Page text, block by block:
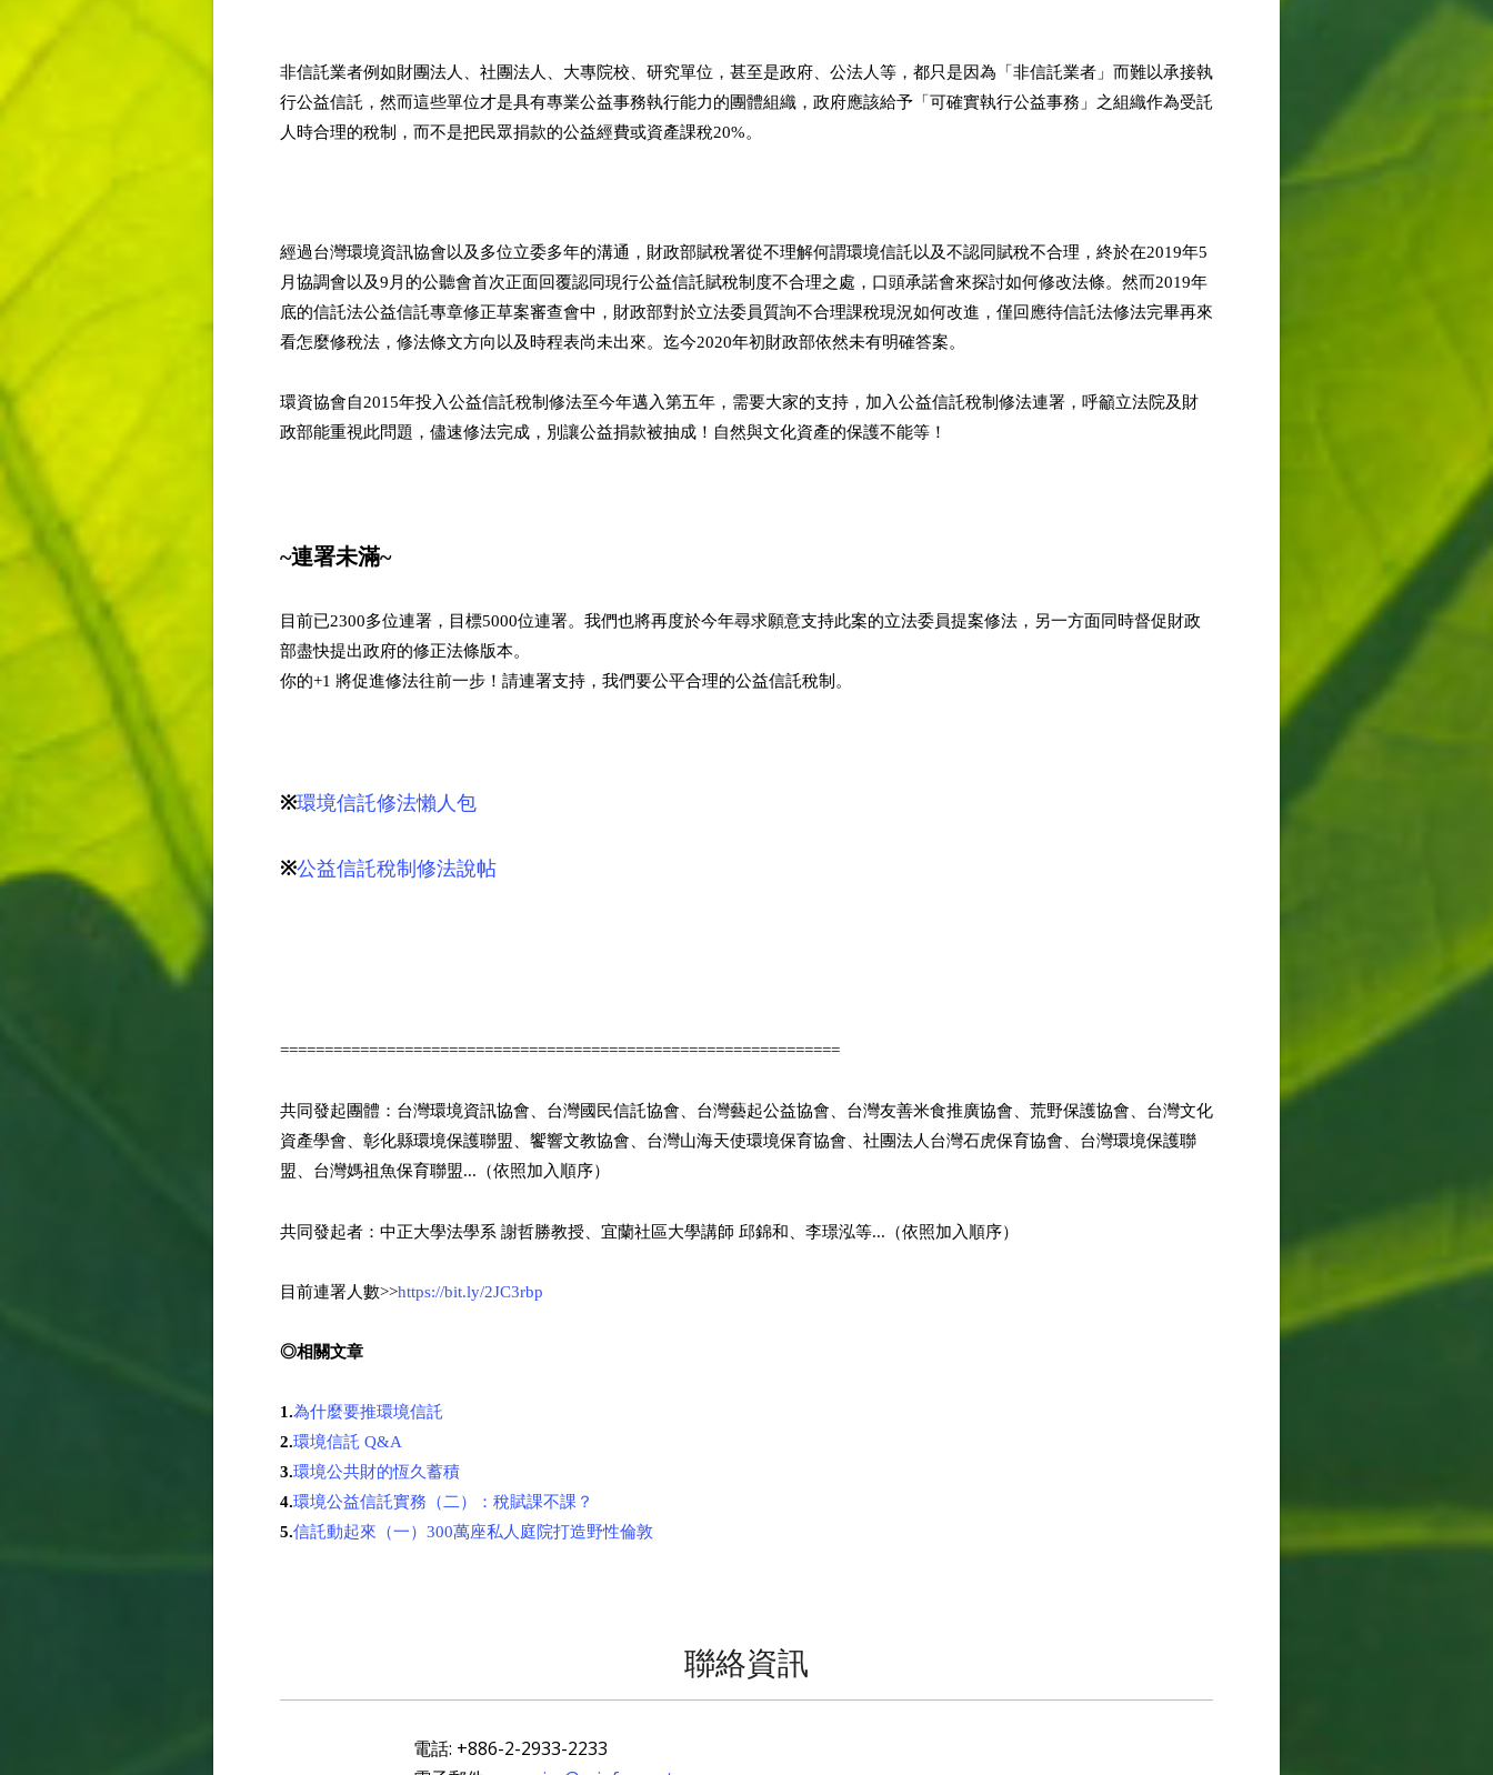
非信託業者例如財團法人、社團法人、大專院校、研究單位，甚至是政府、公法人等，都只是因為「非信託業者」而難以承接執
行公益信託，然而這些單位才是具有專業公益事務執行能力的團體組織，政府應該給予「可確實執行公益事務」之組織作為受託
人時合理的稅制，而不是把民眾捐款的公益經費或資產課稅20%。
經過台灣環境資訊協會以及多位立委多年的溝通，財政部賦稅署從不理解何謂環境信託以及不認同賦稅不合理，終於在2019年5
月協調會以及9月的公聽會首次正面回覆認同現行公益信託賦稅制度不合理之處，口頭承諾會來探討如何修改法條。然而2019年
底的信託法公益信託專章修正草案審查會中，財政部對於立法委員質詢不合理課稅現況如何改進，僅回應待信託法修法完畢再來
看怎麼修稅法，修法條文方向以及時程表尚未出來。迄今2020年初財政部依然未有明確答案。
環資協會自2015年投入公益信託稅制修法至今年邁入第五年，需要大家的支持，加入公益信託稅制修法連署，呼籲立法院及財
政部能重視此問題，儘速修法完成，別讓公益捐款被抽成！自然與文化資產的保護不能等！
~連署未滿~
目前已2300多位連署，目標5000位連署。我們也將再度於今年尋求願意支持此案的立法委員提案修法，另一方面同時督促財政
部盡快提出政府的修正法條版本。
你的+1 將促進修法往前一步！請連署支持，我們要公平合理的公益信託稅制。
※環境信託修法懶人包
※公益信託稅制修法說帖
===============================================================
共同發起團體：台灣環境資訊協會、台灣國民信託協會、台灣藝起公益協會、台灣友善米食推廣協會、荒野保護協會、台灣文化
資產學會、彰化縣環境保護聯盟、饗響文教協會、台灣山海天使環境保育協會、社團法人台灣石虎保育協會、台灣環境保護聯
盟、台灣媽祖魚保育聯盟...（依照加入順序）
共同發起者：中正大學法學系 謝哲勝教授、宜蘭社區大學講師 邱錦和、李璟泓等...（依照加入順序）
目前連署人數>>https://bit.ly/2JC3rbp
◎相關文章
1.為什麼要推環境信託
2.環境信託 Q&A
3.環境公共財的恆久蓄積
4.環境公益信託實務（二）：稅賦課不課？
5.信託動起來（一）300萬座私人庭院打造野性倫敦
聯絡資訊
電話: +886-2-2933-2233